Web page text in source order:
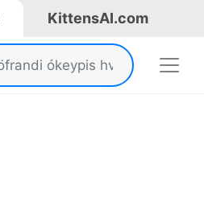
KittensAI.com